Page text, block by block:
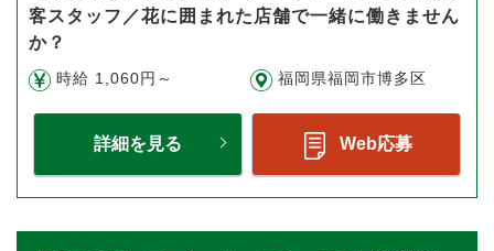
客スタッフ／花に囲まれた店舗で一緒に働きません
か？
時給 1,060円～ 福岡県福岡市博多区
詳細を見る Web応募